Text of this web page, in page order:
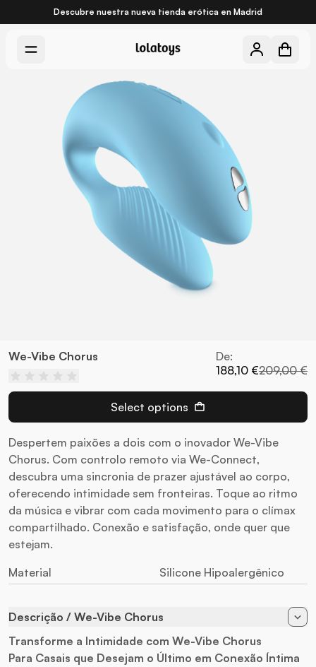
Descubre nuestra nueva tienda erótica en Madrid
We-Vibe Chorus
De:
188,10 €209,00 €
Despertem paixões a dois com o inovador We-Vibe
Chorus. Com controlo remoto via We-Connect,
descubra uma sincronia de prazer ajustável ao corpo,
oferecendo intimidade sem fronteiras. Toque ao ritmo
da música e vibrar com cada movimento para o clímax
compartilhado. Conexão e satisfação, onde quer que
estejam.
Material
Silicone Hipoalergênico
Select options
Descrição / We-Vibe Chorus
Transforme a Intimidade com We-Vibe Chorus
Para Casais que Desejam o Último em Conexão Íntima